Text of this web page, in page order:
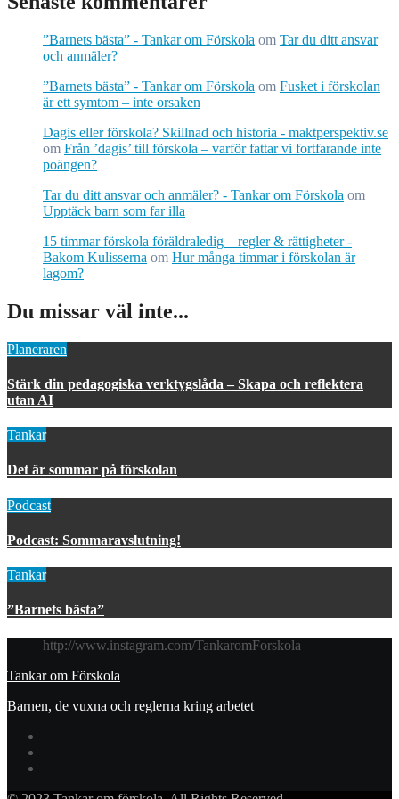
”Barnets bästa” - Tankar om Förskola om Tar du ditt ansvar
och anmäler?
”Barnets bästa” - Tankar om Förskola om Fusket i förskolan
är ett symtom – inte orsaken
Dagis eller förskola? Skillnad och historia - maktperspektiv.se
om Från ’dagis’ till förskola – varför fattar vi fortfarande inte
poängen?
Tar du ditt ansvar och anmäler? - Tankar om Förskola om
Upptäck barn som far illa
15 timmar förskola föräldraledig – regler & rättigheter -
Bakom Kulisserna om Hur många timmar i förskolan är
lagom?
Du missar väl inte...
Planeraren
Stärk din pedagogiska verktygslåda – Skapa och reflektera
utan AI
Tankar
Det är sommar på förskolan
Podcast
Podcast: Sommaravslutning!
Tankar
”Barnets bästa”
http://www.instagram.com/TankaromForskola
Tankar om Förskola
Barnen, de vuxna och reglerna kring arbetet